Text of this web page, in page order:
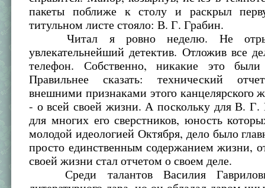
пакеты поближе к столу и раскрыл
титульном листе стояло: В. Г. Грабин.
Читал я ровно неделю. Не
увлекательнейший детектив. Отложив все
телефон. Собственно, никакие это
Правильнее сказать: технический
внешними признаками этого канцелярского
- о всей своей жизни. А поскольку для В. Г.
для многих его сверстников, юность
молодой идеологией Октября, дело было
просто единственным содержанием жизни,
своей жизни стал отчетом о своем деле.
Среди талантов Василия